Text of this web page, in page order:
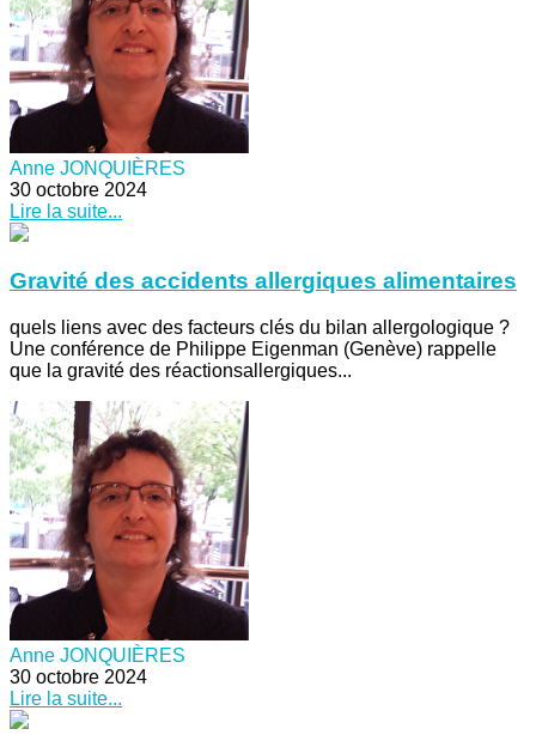
Anne JONQUIÈRES
30 octobre 2024
Lire la suite...
Gravité des accidents allergiques alimentaires
quels liens avec des facteurs clés du bilan allergologique ?
Une conférence de Philippe Eigenman (Genève) rappelle
que la gravité des réactionsallergiques...
Anne JONQUIÈRES
30 octobre 2024
Lire la suite...